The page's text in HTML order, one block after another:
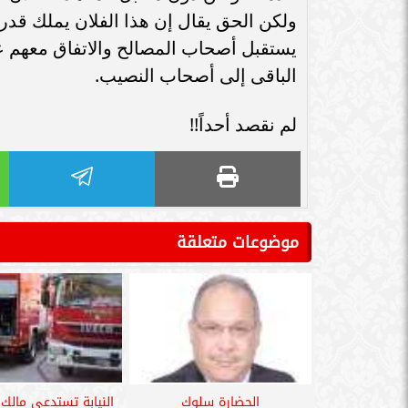
ولكن الحق يقال إن هذا الفلان يملك
يستقبل أصحاب المصالح والاتفاق
الباقى إلى أصحاب النصيب.
لم نقصد أحداً!!
موضوعات متعلقة
الحضارة سلوك النيابة تستدعى
الـ30 تمهد لاستثمارات استراتيجية واعدة
في رؤية...
سامر شقير:
جديداً